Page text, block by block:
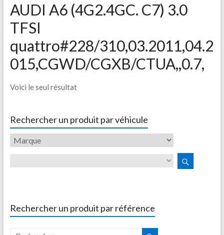
AUDI A6 (4G2.4GC. C7) 3.0
TFSI
quattro#228/310,03.2011,04.2
015,CGWD/CGXB/CTUA,,0.7,
Voici le seul résultat
Rechercher un produit par véhicule
Rechercher un produit par référence